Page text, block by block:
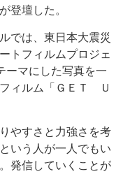
登壇した。
では、東日本大震災
トフィルムプロジェ
ーマにした写真を一
ィルム「ＧＥＴ Ｕ
やすさと力強さを考
いう人が一人でもい
発信していくことが